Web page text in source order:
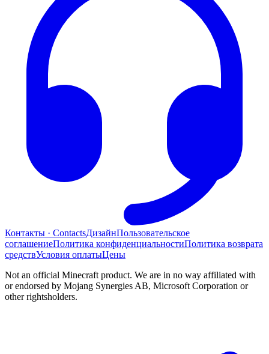
Контакты · ContactsДизайнПользовательское
соглашениеПолитика конфиденциальностиПолитика возврата
средствУсловия оплатыЦены
Not an official Minecraft product. We are in no way affiliated with
or endorsed by Mojang Synergies AB, Microsoft Corporation or
other rightsholders.